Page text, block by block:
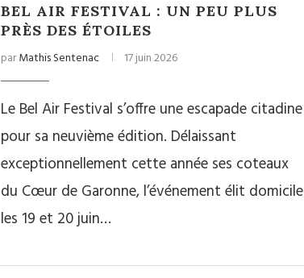
BEL AIR FESTIVAL : UN PEU PLUS
PRÈS DES ÉTOILES
parMathis Sentenac 17 juin 2026
Le Bel Air Festival s’offre une escapade citadine
pour sa neuvième édition. Délaissant
exceptionnellement cette année ses coteaux
du Cœur de Garonne, l’événement élit domicile
les 19 et 20 juin…